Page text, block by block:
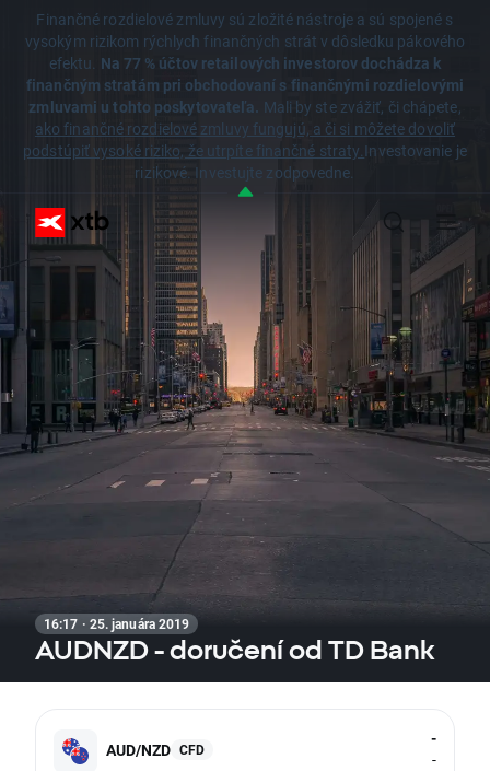
Finančné rozdielové zmluvy sú zložité nástroje a sú spojené s
vysokým rizikom rýchlych finančných strát v dôsledku pákového
efektu. Na 77 % účtov retailových investorov dochádza k
finančným stratám pri obchodovaní s finančnými rozdielovými
zmluvami u tohto poskytovateľa. Mali by ste zvážiť, či chápete,
ako finančné rozdielové zmluvy fungujú, a či si môžete dovoliť
podstúpiť vysoké riziko, že utrpíte finančné straty.Investovanie je
rizikové. Investujte zodpovedne.
16:17 · 25. januára 2019
AUDNZD - doručení od TD Bank
AUD/NZD CFD
-
-